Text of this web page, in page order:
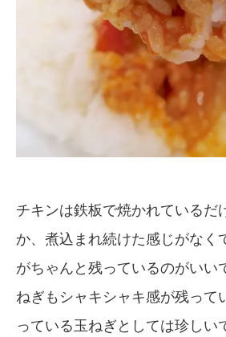
チキンは鉄板で焼かれているだ
か、煮込まれ続けた感じがなく
がちゃんと残っているのがいい
ねぎもシャキシャキ感が残って
っている玉ねぎとしては珍しい